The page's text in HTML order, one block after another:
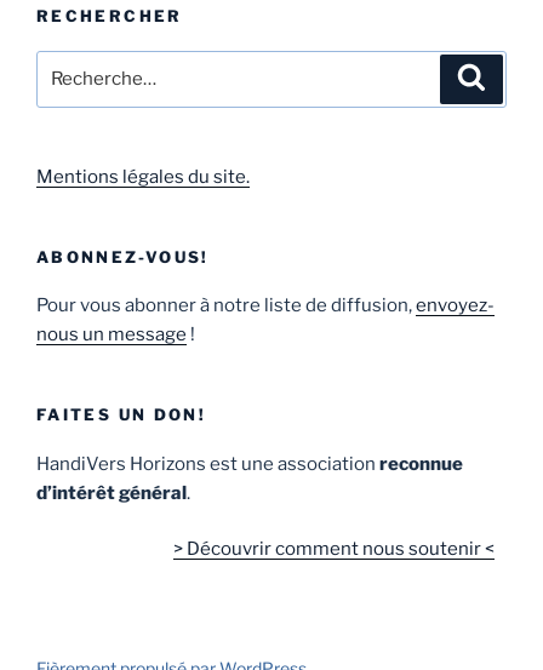
RECHERCHER
Mentions légales du site.
ABONNEZ-VOUS!
Pour vous abonner à notre liste de diffusion,envoyez-
nous un message !
FAITES UN DON!
HandiVers Horizons est une association reconnue
d’intérêt général.
> Découvrir comment nous soutenir <